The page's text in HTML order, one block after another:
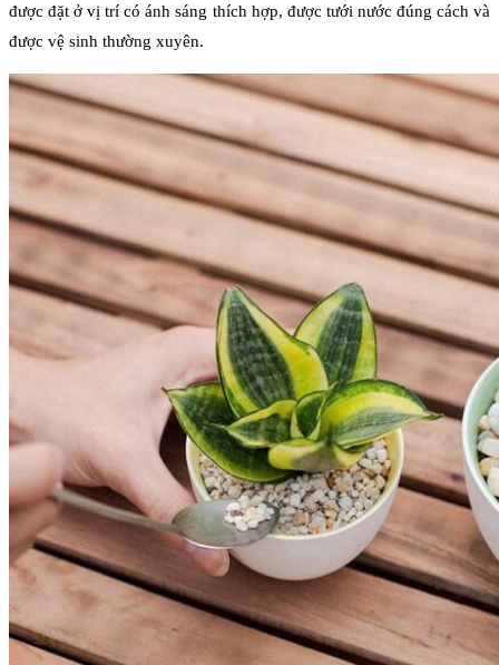
được đặt ở vị trí có ánh sáng thích hợp, được tưới nước đúng cách và
được vệ sinh thường xuyên.